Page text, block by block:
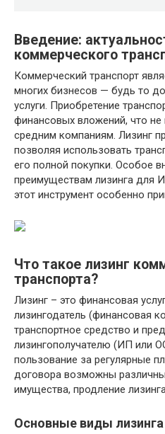
Введение:
коммерческого
Коммерческий транспорт
многих бизнесов — будь то
услуги. Приобретение
финансовых вложений, что
средним компаниям. Лизинг
позволяя использовать
его полной покупки. Особое
преимуществам лизинга для
этот инструмент особенно
Что такое лизинг
транспорта?
Лизинг – это финансовая
лизингодатель (финансовая
транспортное средство и
лизингополучателю (ИП или
пользование за регулярные
договора возможны
имущества, продление
Основные виды лизинга